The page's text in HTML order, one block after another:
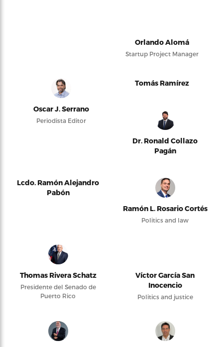
Orlando Alomá
Startup Project Manager
Oscar J. Serrano
Periodista Editor
Tomás Ramírez
Dr. Ronald Collazo
Pagán
Lcdo. Ramón Alejandro
Pabón
Ramón L. Rosario Cortés
Politics and law
Thomas Rivera Schatz
Presidente del Senado de
Puerto Rico
Víctor García San
Inocencio
Politics and justice